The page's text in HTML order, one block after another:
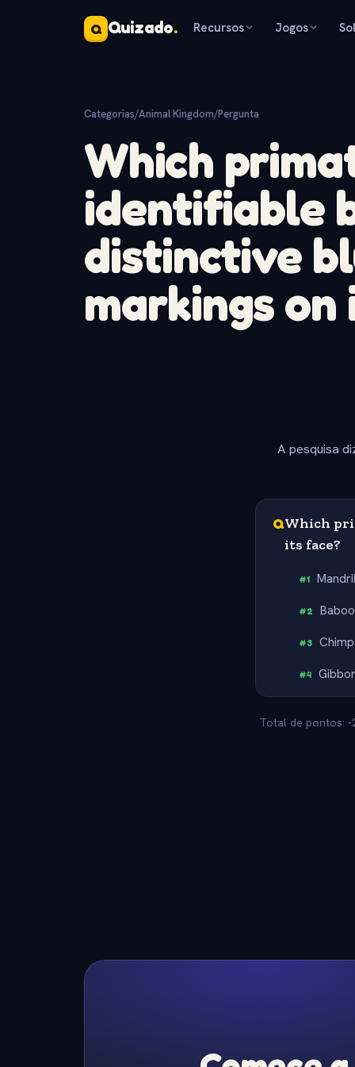
Q Quizado. Recursos Jogos
Categorias/Animal Kingdom/Pergunta
Which
identifiable
distinctive
markings on
A pesquisa
QWhich
its face?
#1
#2
#3
#4
Total de pontos: -